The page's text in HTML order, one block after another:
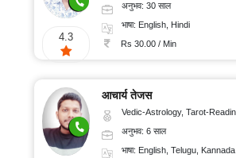
4.3
अनुभव: 30 साल
भाषा: English, Hindi
Rs 30.00 / Min
आचार्य तेजस
Vedic-Astrology, Tarot-Reading, Numerology, Vasthu, Fengshui, Nadi-Astrology, Psychology, Medical-
अनुभव: 6 साल
भाषा: English, Telugu, Kannada